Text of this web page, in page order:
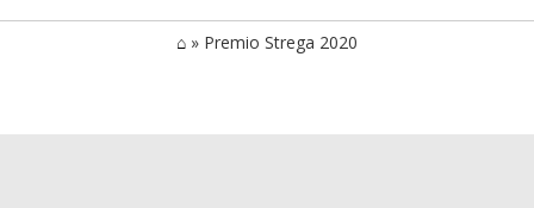
⌂ » Premio Strega 2020